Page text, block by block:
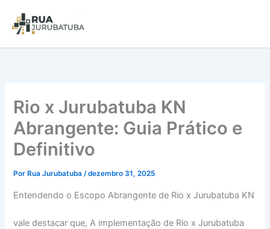
Rio x Jurubatuba KN
Abrangente: Guia Prático e
Definitivo
Por Rua Jurubatuba/dezembro 31, 2025
Entendendo o Escopo Abrangente de Rio x Jurubatuba KN
vale destacar que, A implementação de Rio x Jurubatuba